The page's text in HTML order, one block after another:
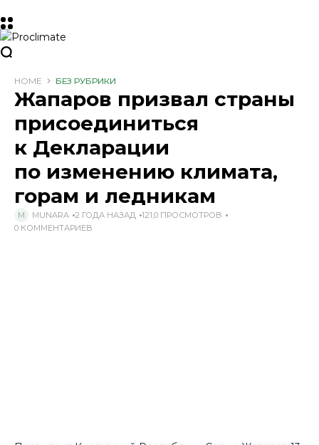
HOME БЕЗ РУБРИКИ
Жапаров призвал страны
присоединиться
к Декларации
по изменению климата,
горам и ледникам
MUNARA 2 ГОДА НАЗАД 121,0 ПРОСМОТРОВ
0 КОММЕНТАРИЕВ